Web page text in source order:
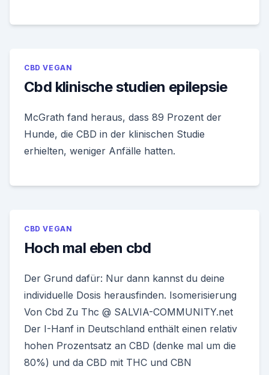
CBD VEGAN
Cbd klinische studien epilepsie
McGrath fand heraus, dass 89 Prozent der
Hunde, die CBD in der klinischen Studie
erhielten, weniger Anfälle hatten.
CBD VEGAN
Hoch mal eben cbd
Der Grund dafür: Nur dann kannst du deine
individuelle Dosis herausfinden. Isomerisierung
Von Cbd Zu Thc @ SALVIA-COMMUNITY.net
Der I-Hanf in Deutschland enthält einen relativ
hohen Prozentsatz an CBD (denke mal um die
80%) und da CBD mit THC und CBN